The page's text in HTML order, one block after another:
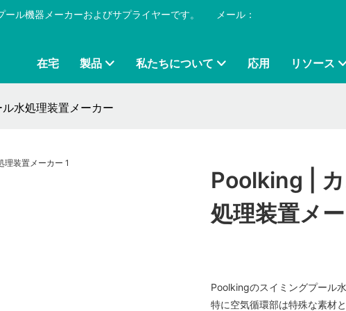
ル機器メーカーおよびサプライヤーです。
メール：
在宅 製品 私たちについて 応用 リソース
水処理装置メーカー
Poolking |
処理装置メ
Poolkingのスイミングプール
特に空気循環部は特殊な素材